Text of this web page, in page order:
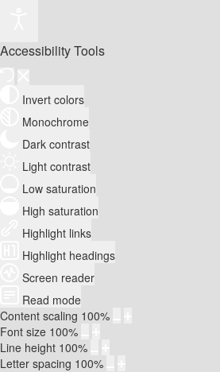
Accessibility Tools
Invert colors
Monochrome
Dark contrast
Light contrast
Low saturation
High saturation
Highlight links
Highlight headings
Screen reader
Read mode
Content scaling 100%
Font size 100%
Line height 100%
Letter spacing 100%